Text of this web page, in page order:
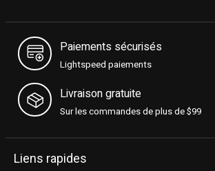
Paiements sécurisés
Lightspeed paiements
Livraison gratuite
Sur les commandes de plus de $99
Liens rapides